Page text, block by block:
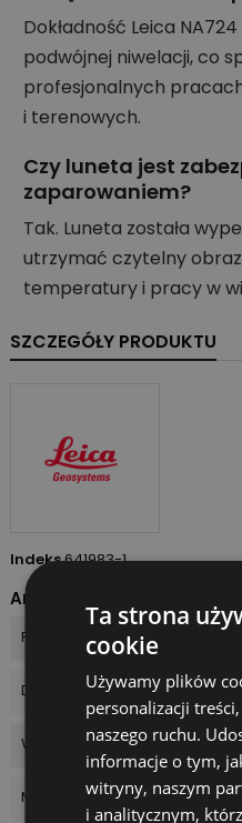
Dokładność Leica
podwójnej niwelacji, co
profesjonalnych
i terenowych.
Czy luneta jest
zaparowaniem?
Tak. Luneta została
utrzymać czytelny
temperatury i pracy w
SZCZEGÓŁY PRODUKTU
Indeks641983-1
Arkusz danych
Powiększenie
Dokładność kompensatora
Waga
Model
Ta strona
cookie
Używamy plików
personalizacji
naszego ruchu.
informacje o tym,
witryny, naszym
i analitycznym,